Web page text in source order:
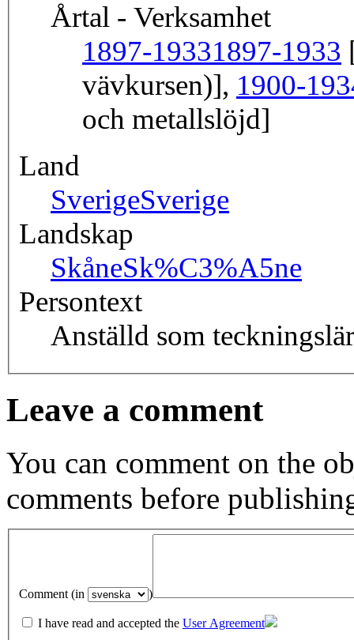
Årtal - Verksamhet
1897-19331897-1933
vävkursen)], 1900-
och metallslöjd]
Land
SverigeSverige
Landskap
SkåneSk%C3%A5ne
Persontext
Anställd som
Leave a comment
You can comment on the
comments before
Comment (in )
I have read and accepted the User Agreement